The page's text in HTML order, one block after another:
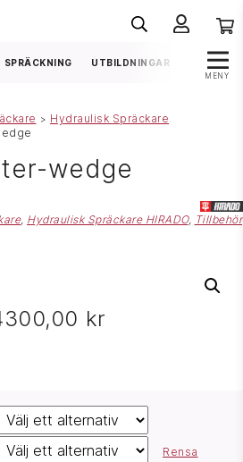
MENY
SPRÄCKNING UTBILDNINGAR FRÅGOR
> Hydraulisk Spräckare
wedge
, Hydraulisk Spräckare HIRADO, Tillbehör
kr
Rensa